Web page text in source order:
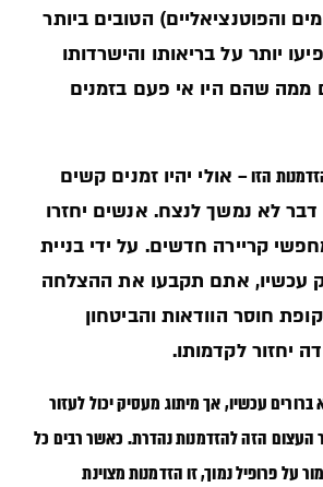
והפוטנציאליים) הטובים ביותר
יותר על בריאותו והישרדותו
ממה שהם היו אי פעם בזמנים
הזו – אולי יהיו זמנים קשים
לא נמשך לנצח. אנשים יחזרו
קריירה חדשים. על ידי בניית
עכשיו, אתם תקבעו את ההצלחה
חוסר הוודאות והביטחון
יחזור לקדמותו.
ברורים עכשיו, אך מיתוג מעסיק יכול לעזור
הזה להזדמנות נהדרת. כאשר רבים כל
על פרופיל נמוך, זו הזדמנות מצוינת